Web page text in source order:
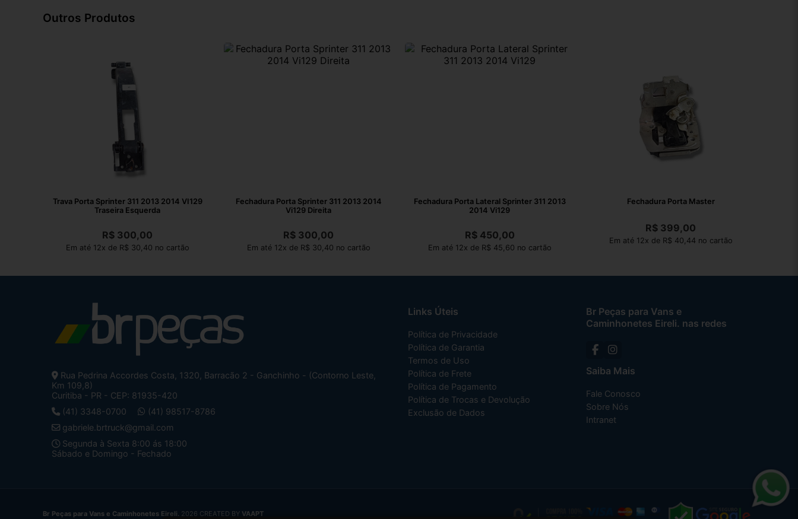
Outros Produtos
Trava Porta Sprinter 311 2013 2014 VI129
Traseira Esquerda
R$ 300,00
Em até 12x de R$ 30,40 no cartão
Fechadura Porta Sprinter 311 2013 2014
Vi129 Direita
R$ 300,00
Em até 12x de R$ 30,40 no cartão
Fechadura Porta Lateral Sprinter 311 2013
2014 Vi129
R$450,00
Em até 12x de R$ 45,60 no cartão
Fechadura Porta Master
R$ 399,00
Em até 12x de R$ 40,44 no cartão
Rua Pedrina Accordes Costa, 1320, Barracão 2 - Ganchinho - (Contorno Leste,
Km 109,8)
Curitiba - PR - CEP: 81935-420
(41) 3348-0700
(41) 98517-8786
gabriele.brtruck@gmail.com
Segunda à Sexta 8:00 ás 18:00
Sábado e Domingo - Fechado
Links Úteis
Política de Privacidade
Política de Garantia
Termos de Uso
Política de Frete
Política de Pagamento
Política de Trocas e Devolução
Exclusão de Dados
Br Peças para Vans e
Caminhonetes Eireli. nas redes
Saiba Mais
Fale Conosco
Sobre Nós
Intranet
Br Peças para Vans e Caminhonetes Eireli. 2026 CREATED BY VAAPT